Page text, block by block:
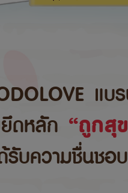
แบ
ดหลัก “ถูกสุ
รับความชื่นช